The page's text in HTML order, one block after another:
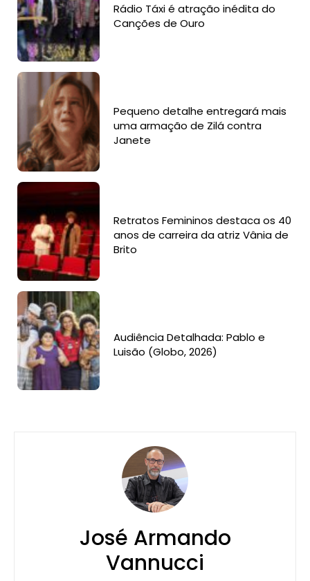
Rádio Táxi é atração inédita do
Canções de Ouro
Pequeno detalhe entregará mais
uma armação de Zilá contra
Janete
Retratos Femininos destaca os 40
anos de carreira da atriz Vânia de
Brito
Audiência Detalhada: Pablo e
Luisão (Globo, 2026)
José Armando
Vannucci